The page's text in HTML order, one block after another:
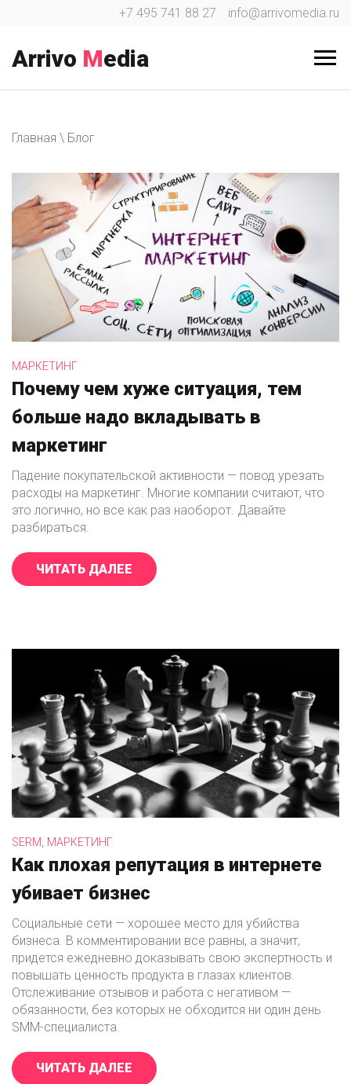
+7 495 741 88 27 info@arrivomedia.ru
Arrivo Media
Главная \ Блог
МАРКЕТИНГ
Почему чем хуже ситуация, тем
больше надо вкладывать в
маркетинг
Падение покупательской активности — повод урезать
расходы на маркетинг. Многие компании считают, что
это логично, но все как раз наоборот. Давайте
разбираться.
ЧИТАТЬ ДАЛЕЕ «ПОЧЕМУ ЧЕМ ХУЖЕ
SERM МАРКЕТИНГ
Как плохая репутация в интернете
убивает бизнес
Социальные сети — хорошее место для убийства
бизнеса. В комментировании все равны, а значит,
придется ежедневно доказывать свою экспертность и
повышать ценность продукта в глазах клиентов.
Отслеживание отзывов и работа с негативом —
обязанности, без которых не обходится ни один день
SMM-специалиста.
ЧИТАТЬ ДАЛЕЕ «КАК ПЛОХАЯ РЕПУТАЦИЯ В